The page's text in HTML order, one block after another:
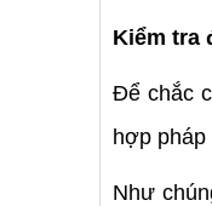
Kiểm tra
Để chắc
hợp pháp
Như